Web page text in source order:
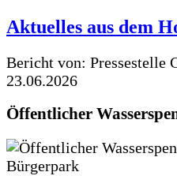
Aktuelles aus dem
Bericht von: Pressestelle
23.06.2026
Öffentlicher